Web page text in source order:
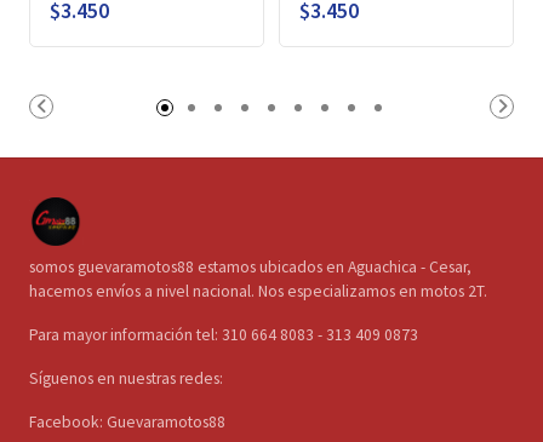
$3.450 $3.450
somos guevaramotos88 estamos ubicados en Aguachica - Cesar,
hacemos envíos a nivel nacional. Nos especializamos en motos 2T.
Para mayor información tel: 310 664 8083 - 313 409 0873
Síguenos en nuestras redes:
Facebook: Guevaramotos88